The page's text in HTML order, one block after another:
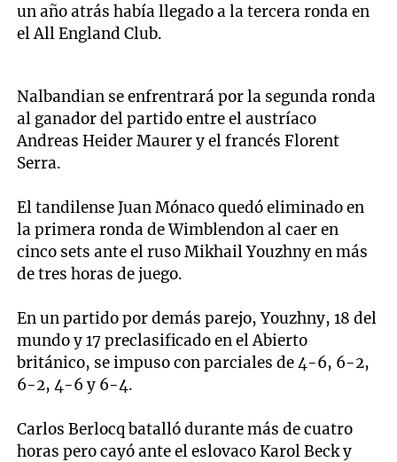
un año atrás había llegado a la tercera ronda en
el All England Club.
Nalbandian se enfrentrará por la segunda ronda
al ganador del partido entre el austríaco
Andreas Heider Maurer y el francés Florent
Serra.
El tandilense Juan Mónaco quedó eliminado en
la primera ronda de Wimblendon al caer en
cinco sets ante el ruso Mikhail Youzhny en más
de tres horas de juego.
En un partido por demás parejo, Youzhny, 18 del
mundo y 17 preclasificado en el Abierto
británico, se impuso con parciales de 4-6, 6-2,
6-2, 4-6 y 6-4.
Carlos Berlocq batalló durante más de cuatro
horas pero cayó ante el eslovaco Karol Beck y